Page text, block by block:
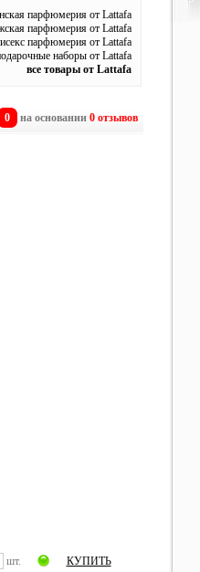
парфюмерия от Lattafa
парфюмерия от Lattafa
парфюмерия от Lattafa
наборы от Lattafa
все товары от Lattafa
0 на основании 0 отзывов
шт. КУПИТЬ